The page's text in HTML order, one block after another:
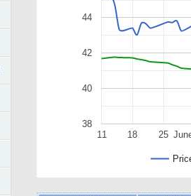
11 18 25
38
40
42
44